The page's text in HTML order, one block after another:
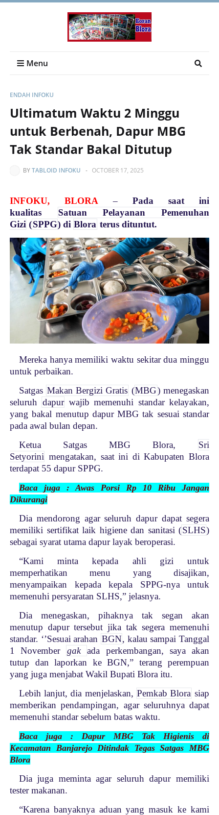
Menu
ENDAH INFOKU
Ultimatum Waktu 2 Minggu
untuk Berbenah, Dapur MBG
Tak Standar Bakal Ditutup
BYTABLOID INFOKU - OCTOBER 17, 2025
INFOKU, BLORA – Pada saat ini
kualitas
Satuan Pelayanan Pemenuhan
Gizi (SPPG) di Blora terus dituntut.
Mereka hanya memiliki waktu sekitar dua minggu
untuk perbaikan.
Satgas Makan Bergizi Gratis (MBG) menegaskan
seluruh dapurwajib memenuhi standar kelayakan,
yang bakal menutup dapur MBG tak sesuai standar
pada awal bulan depan.
Ketua Satgas MBG Blora,
Sri
Setyorini mengatakan, saat ini di Kabupaten Blora
terdapat 55 dapur SPPG.
Baca juga : Awas Porsi Rp 10 Ribu Jangan
Dikurangi
Dia mendorong agar seluruh dapur dapat segera
memiliki sertifikat laik higiene dan sanitasi (SLHS)
sebagai syarat utama dapur layak beroperasi.
“Kami minta kepada ahli gizi untuk
memperhatikan menu yang disajikan,
menyampaikan kepada kepala SPPG-nya untuk
memenuhi persyaratan SLHS,” jelasnya.
Dia menegaskan, pihaknya tak segan akan
menutup dapur tersebut jika tak segera memenuhi
standar. ‘’Sesuai arahan BGN, kalau sampai Tanggal
1 November gak ada perkembangan, saya akan
tutup dan laporkan ke BGN,” terang perempuan
yang juga menjabat Wakil Bupati Blora itu.
Lebih lanjut, dia menjelaskan, Pemkab Blora siap
memberikan pendampingan, agar seluruhnya dapat
memenuhi standar sebelum batas waktu.
Baca juga : Dapur MBG Tak Higienis di
Kecamatan Banjarejo Ditindak Tegas Satgas MBG
Blora
Dia juga meminta agar seluruh dapur memiliki
tester makanan.
“Karena banyaknya aduan yang masuk ke kami